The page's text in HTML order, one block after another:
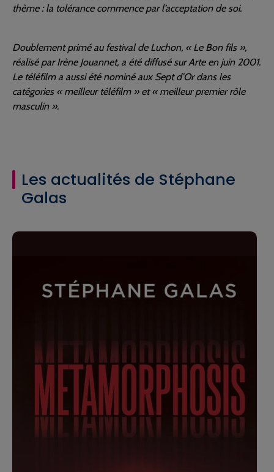
thème : la tolérance commence par l’acceptation de soi.
Doublement primé au festival de Luchon, « Le Bon fils »,
réalisé par Irène Jouannet, a été diffusé sur Arte en juin 2001.
Le téléfilm a aussi été nominé aux Sept d’Or dans les
catégories « meilleur téléfilm » et « meilleur premier rôle
masculin ».
Les actualités de Stéphane
Galas